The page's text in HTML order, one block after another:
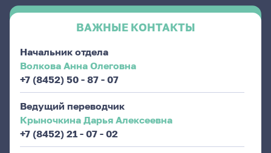
ВАЖНЫЕ КОНТАКТЫ
Начальник отдела
Волкова Анна Олеговна
+7 (8452) 50 - 87 - 07
Ведущий переводчик
Крыночкина Дарья Алексеевна
+7 (8452) 21 - 07 - 02